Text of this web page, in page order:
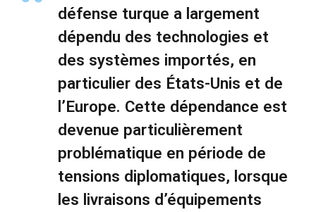
défense turque a largement
dépendu des technologies et
des systèmes importés, en
particulier des États-Unis et de
l’Europe. Cette dépendance est
devenue particulièrement
problématique en période de
tensions diplomatiques, lorsque
les livraisons d’équipements